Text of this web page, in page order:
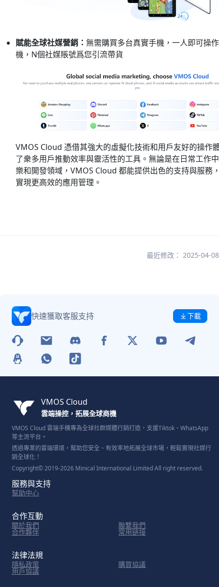
賦能全球社媒營銷： 無需購買多台真實手機，一人即可操
機，N個社媒賬號爲您引流帶貨
VMOS Cloud 憑借其強大的虛擬化技術和用戶友好的操作
了衆多用戶推動效率與靈活性的工具。無論是在日常工作
樂和開發領域，VMOS Cloud 都能提供出色的支持與服務
實現更高效的應用管理。
最近修改： 2025-04-08
快速獲取客服支持 下載
VMOS Cloud
雲端操控，拓展全球商機
VMOS Cloud 雲端手機專為全球社群媒體行銷打造，支援Tiktok、WhatsApp
等主流平台。
透過專業的雲端環境，幫助您安全、有效率地拓展全球市場，輕鬆實現社媒行
銷全球化！
Copyright© 2019-2026 Minical International Limited All right reserved.
服務與支持
幫助中心
合作互動
關於我們 聯繫我們
合作夥伴 常用链接
法律法規
隱私政策 購買協議
用戶協議